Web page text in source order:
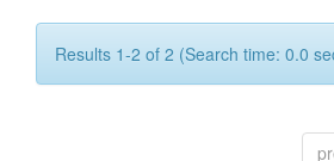
Results 1-2 of 2 (Search time: 0.0